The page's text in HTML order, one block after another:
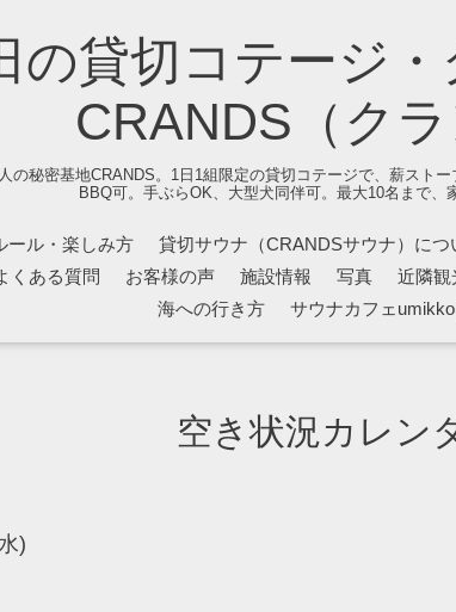
の貸切コテージ
CRANDS（クラ
の秘密基地CRANDS。1日1組限定の貸切コテージで、薪スト
BBQ可。手ぶらOK、大型犬同伴可。最大10名まで、
ール・楽しみ方 貸切サウナ（CRANDSサウナ）につ
くある質問 お客様の声 施設情報 写真 近隣観
海への行き方
サウナカフェ
空き状況カレン
)